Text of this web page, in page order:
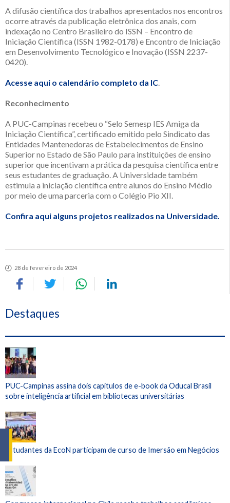
A difusão científica dos trabalhos apresentados nos encontros
ocorre através da publicação eletrônica dos anais, com
indexação no Centro Brasileiro do ISSN – Encontro de
Iniciação Científica (ISSN 1982-0178) e Encontro de Iniciação
em Desenvolvimento Tecnológico e Inovação (ISSN 2237-
0420).
Acesse aqui o calendário completo da IC.
Reconhecimento
A PUC-Campinas recebeu o “Selo Semesp IES Amiga da
Iniciação Científica”, certificado emitido pelo Sindicato das
Entidades Mantenedoras de Estabelecimentos de Ensino
Superior no Estado de São Paulo para instituições de ensino
superior que incentivam a prática da pesquisa científica entre
seus estudantes de graduação. A Universidade também
estimula a iniciação científica entre alunos do Ensino Médio
por meio de uma parceria com o Colégio Pio XII.
Confira aqui alguns projetos realizados na Universidade.
28 de fevereiro de 2024
Destaques
PUC-Campinas assina dois capítulos de e-book da Oducal Brasil
sobre inteligência artificial em bibliotecas universitárias
Estudantes da EcoN participam de curso de Imersão em Negócios